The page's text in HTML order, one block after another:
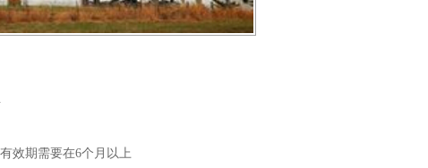
效期需要在6个月以上